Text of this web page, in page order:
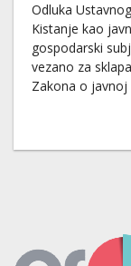
Odluka
Kistanje kao
gospodarski
vezano za
Zakona o javnoj